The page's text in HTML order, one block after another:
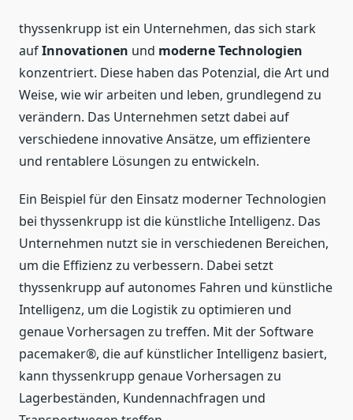
thyssenkrupp ist ein Unternehmen, das sich stark
aufInnovationen und moderne Technologien
konzentriert. Diese haben das Potenzial, die Art und
Weise, wie wir arbeiten und leben, grundlegend zu
verändern. Das Unternehmen setzt dabei auf
verschiedene innovative Ansätze, um effizientere
und rentablere Lösungen zu entwickeln.
Ein Beispiel für den Einsatz moderner Technologien
bei thyssenkrupp ist die künstliche Intelligenz. Das
Unternehmen nutzt sie in verschiedenen Bereichen,
um die Effizienz zu verbessern. Dabei setzt
thyssenkrupp auf autonomes Fahren und künstliche
Intelligenz, um die Logistik zu optimieren und
genaue Vorhersagen zu treffen. Mit der Software
pacemaker®, die auf künstlicher Intelligenz basiert,
kann thyssenkrupp genaue Vorhersagen zu
Lagerbeständen, Kundennachfragen und